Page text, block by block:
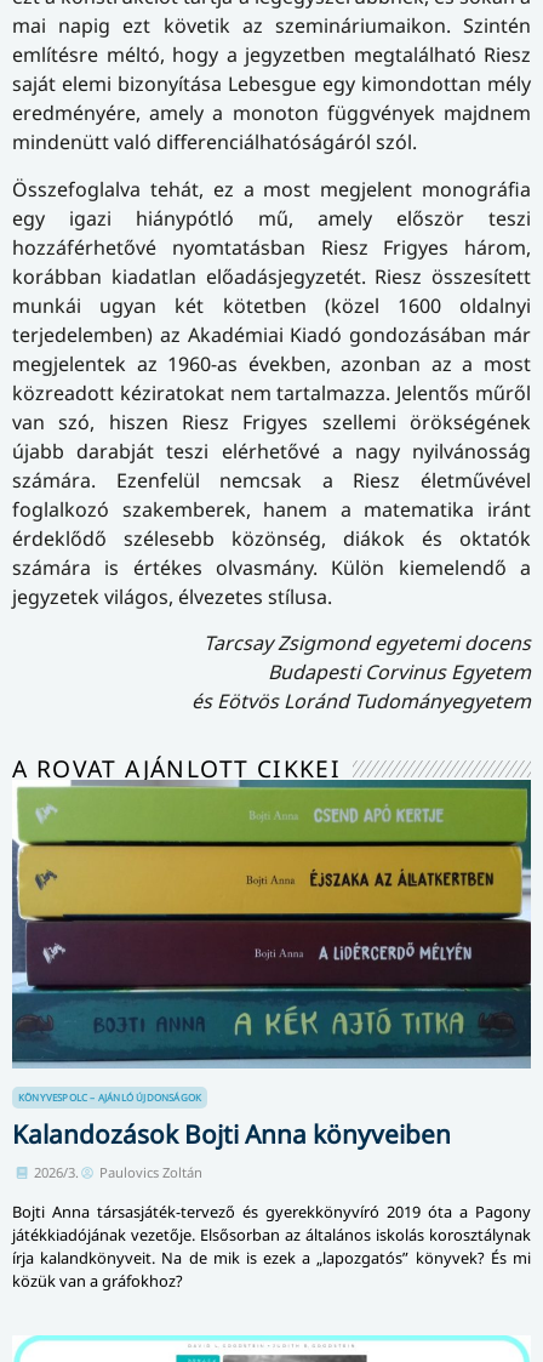
mai napig ezt követik az szemináriumaikon. Szintén
említésre méltó, hogy a jegyzetben megtalálható Riesz
saját elemi bizonyítása Lebesgue egy kimondottan mély
eredményére, amely a monoton függvények majdnem
mindenütt való differenciálhatóságáról szól.
Összefoglalva tehát, ez a most megjelent monográfia
egy igazi hiánypótló mű, amely először teszi
hozzáférhetővé nyomtatásban Riesz Frigyes három,
korábban kiadatlan előadásjegyzetét. Riesz összesített
munkái ugyan két kötetben (közel 1600 oldalnyi
terjedelemben) az Akadémiai Kiadó gondozásában már
megjelentek az 1960-as években, azonban az a most
közreadott kéziratokat nem tartalmazza. Jelentős műről
van szó, hiszen Riesz Frigyes szellemi örökségének
újabb darabját teszi elérhetővé a nagy nyilvánosság
számára. Ezenfelül nemcsak a Riesz életművével
foglalkozó szakemberek, hanem a matematika iránt
érdeklődő szélesebb közönség, diákok és oktatók
számára is értékes olvasmány. Külön kiemelendő a
jegyzetek világos, élvezetes stílusa.
Tarcsay Zsigmond egyetemi docens
Budapesti Corvinus Egyetem
és Eötvös Loránd Tudományegyetem
A ROVAT AJÁNLOTT CIKKEI
KÖNYVESPOLC – AJÁNLÓ ÚJDONSÁGOK
Kalandozások Bojti Anna könyveiben
2026/3. Paulovics Zoltán
Bojti Anna társasjáték-tervező és gyerekkönyvíró 2019 óta a Pagony
játékkiadójának vezetője. Elsősorban az általános iskolás korosztálynak
írja kalandkönyveit. Na de mik is ezek a „lapozgatós” könyvek? És mi
közük van a gráfokhoz?